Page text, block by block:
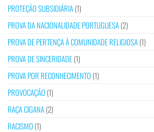
PROTEÇÃO SUBSIDIÁRIA(1)
PROVA DA NACIONALIDADE PORTUGUESA(2)
PROVA DE PERTENÇA À COMUNIDADE RELIGIOSA(1)
PROVA DE SINCERIDADE(1)
PROVA POR RECONHECIMENTO (1)
PROVOCAÇÃO (1)
RAÇA CIGANA(2)
RACISMO (1)